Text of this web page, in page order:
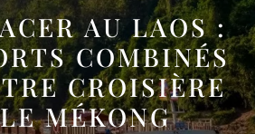
AU LAOS :
COMBINÉS
CROISIÈRE
MÉKONG